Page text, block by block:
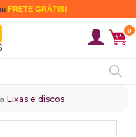
FRETE GRÁTIS!
0
Lixas e discos